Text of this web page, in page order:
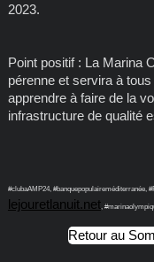
2023.
Point positif : La Marina
pérenne et servira à
apprendre à faire de la
infrastructure de qualité
#clubaAMP24, #banquepopulaireméditerranée,
lejouretlanuit.net ,
Retour au